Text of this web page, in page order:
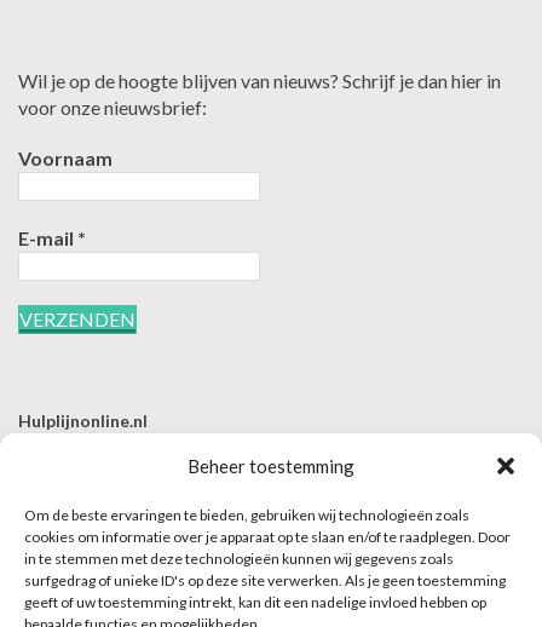
Beheer toestemming
Om de beste ervaringen te bieden, gebruiken wij technologieën zoals
cookies om informatie over je apparaat op te slaan en/of te raadplegen. Door
in te stemmen met deze technologieën kunnen wij gegevens zoals
surfgedrag of unieke ID's op deze site verwerken. Als je geen toestemming
geeft of uw toestemming intrekt, kan dit een nadelige invloed hebben op
Wil je op de hoogte blijven van nieuws? Schrijf je dan hier in
voor onze nieuwsbrief:
Voornaam
E-mail *
Hulplijnonline.nl
E | info@hulplijnonline.nl
Contactformulier
Over Hulplijnonline.nl
Het team van Hulplijnonline.nl